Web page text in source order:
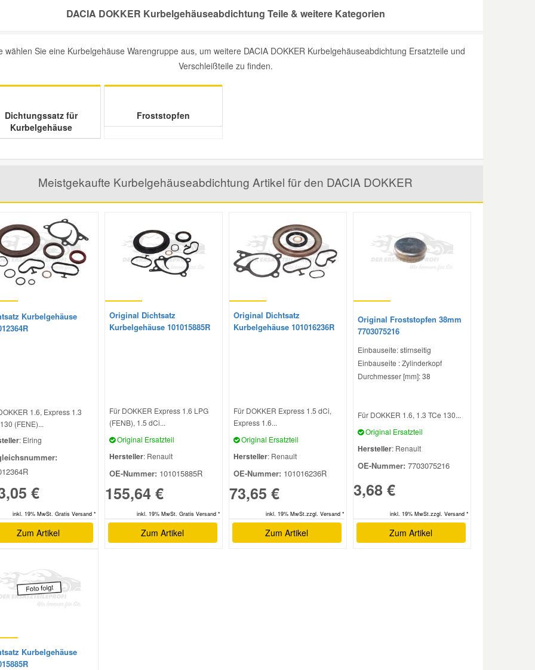
DACIA DOKKER Kurbelgehäuseabdichtung Teile & weitere Kategorien
wählen Sie eine Kurbelgehäuse Warengruppe aus, um weitere DACIA DOKKER Kurbelgehäuseabdichtung Ersatzteile und
Verschleißteile zu finden.
Dichtungssatz für
Kurbelgehäuse
Froststopfen
Meistgekaufte Kurbelgehäuseabdichtung Artikel für den DACIA DOKKER
Kurbelgehäuse
1.6, Express 1.3
(FENE)...
: Elring
€
inkl. 19% MwSt. Gratis Versand *
Zum Artikel
Original Dichtsatz
Kurbelgehäuse 101015885R
Für DOKKER Express 1.6 LPG
(FENB), 1.5 dCi...
Original Ersatzteil
Hersteller: Renault
OE-Nummer: 101015885R
155,64 €
inkl. 19% MwSt. Gratis Versand *
Zum Artikel
Original Dichtsatz
Kurbelgehäuse 101016236R
Für DOKKER Express 1.5 dCi,
Express 1.6...
Original Ersatzteil
Hersteller: Renault
OE-Nummer: 101016236R
73,65 €
inkl. 19% MwSt.zzgl. Versand *
Zum Artikel
Original Froststopfen 38mm
7703075216
Einbauseite: stirnseitig
Einbauseite : Zylinderkopf
Durchmesser [mm]: 38
Für DOKKER 1.6, 1.3 TCe 130...
Original Ersatzteil
Hersteller: Renault
OE-Nummer: 7703075216
3,68 €
inkl. 19% MwSt.zzgl. Versand *
Zum Artikel
Kurbelgehäuse